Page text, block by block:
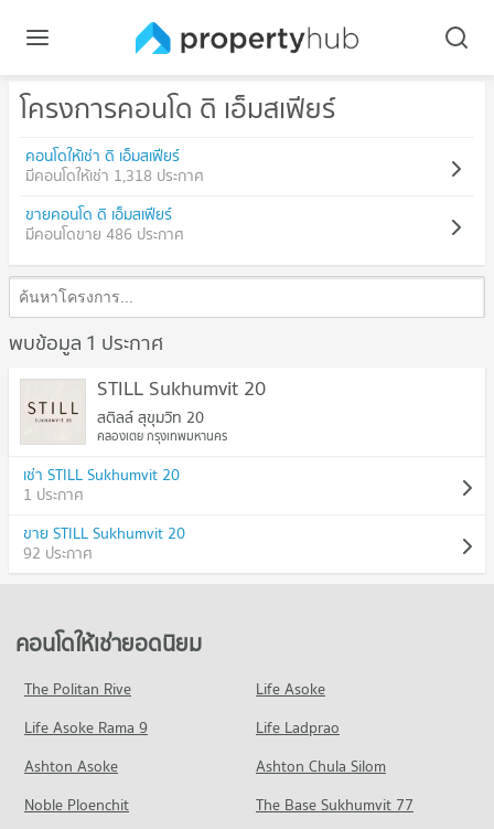
โครงการคอนโด ดิ เอ็มสเฟียร์
คอนโดให้เช่า ดิ เอ็มสเฟียร์
มีคอนโดให้เช่า 1,318 ประกาศ
ขายคอนโด ดิ เอ็มสเฟียร์
มีคอนโดขาย 486 ประกาศ
พบข้อมูล 1 ประกาศ
STILL Sukhumvit 20
สติลล์ สุขุมวิท 20
คลองเตย กรุงเทพมหานคร
เช่า STILL Sukhumvit 20
1 ประกาศ
ขาย STILL Sukhumvit 20
92 ประกาศ
คอนโดให้เช่ายอดนิยม
The Politan Rive
Life Asoke
Life Asoke Rama 9
Life Ladprao
Ashton Asoke
Ashton Chula Silom
Noble Ploenchit
The Base Sukhumvit 77